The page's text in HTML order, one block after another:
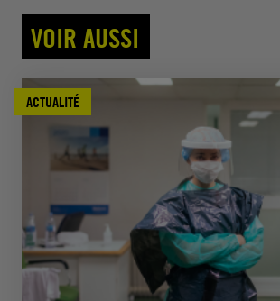
VOIR AUSSI
ACTUALITÉ